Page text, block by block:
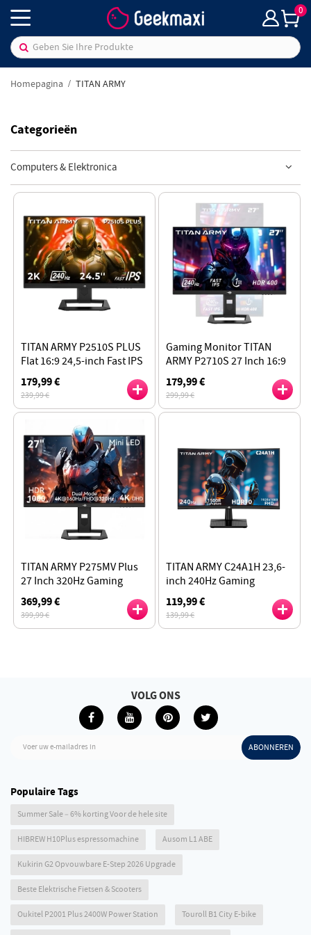
0
Homepagina TITAN ARMY
Categorieën
Computers & Elektronica
TITAN ARMY P2510S PLUS
Flat 16:9 24,5-inch Fast IPS
QHD 240Hz 2K Gaming
Monitor, HDR500, PIP/PBP
179,99 €
239,99 €
Gaming Monitor TITAN
ARMY P2710S 27 Inch 16:9
Snelle IPS 2K QHD 240Hz
met Roterende Standaard,
1ms GTG, HDR400
179,99 €
299,99 €
TITAN ARMY P275MV Plus
27 Inch 320Hz Gaming
Monitor, 4K-resolutie,
DyDs-technologie, Fast
IPS-panel, HDR1000,
369,99 €
399,99 €
TITAN ARMY C24A1H 23,6-
inch 240Hz Gaming
Monitor, 1500R Gebogen
Scherm, 1ms MPRT, 1920 x
1080 Resolutie
119,99 €
139,99 €
Voer uw e-mailadres in ABONNEREN
VOLG ONS
Populaire Tags
Summer Sale – 6% korting Voor de hele site
HIBREW H10Plus espressomachine Ausom L1 ABE
Kukirin G2 Opvouwbare E-Step 2026 Upgrade
Beste Elektrische Fietsen & Scooters
Oukitel P2001 Plus 2400W Power Station Touroll B1 City E-bike